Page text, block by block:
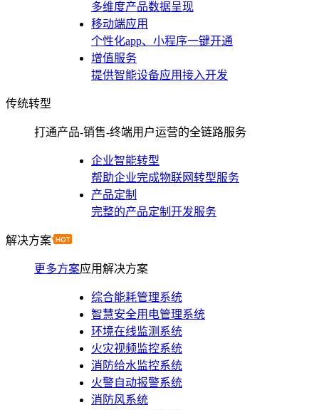
多维度产品数据呈现
移动端应用
个性化app、小程序一键开通
增值服务
提供智能设备应用接入开发
传统转型
打通产品-销售-终端用户运营的全链路服务
企业智能转型
帮助企业完成物联网转型服务
产品定制
完整的产品定制开发服务
解决方案
更多方案应用解决方案
综合能耗管理系统
智慧安全用电管理系统
环境在线监测系统
火灾视频监控系统
消防给水监控系统
火警自动报警系统
消防风系统